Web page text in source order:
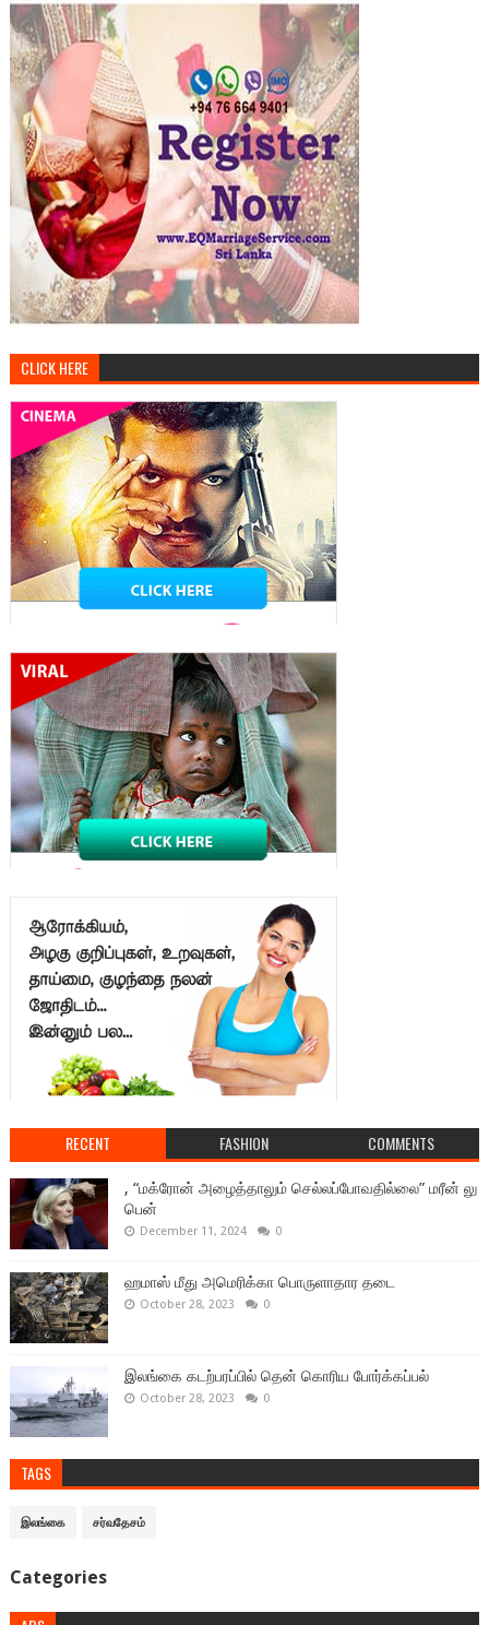
CLICK HERE
RECENT FASHION COMMENTS
, “மக்ரோன் அழைத்தாலும் செல்லப்போவதில்லை” மரீன் லு
பென்
December 11, 2024 0
ஹமாஸ் மீது அமெரிக்கா பொருளாதார தடை
October 28, 2023 0
இலங்கை கடற்பரப்பில் தென் கொரிய போர்க்கப்பல்
October 28, 2023 0
TAGS
இலங்கை சர்வதேசம்
Categories